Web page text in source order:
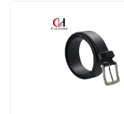
人の革ベルト